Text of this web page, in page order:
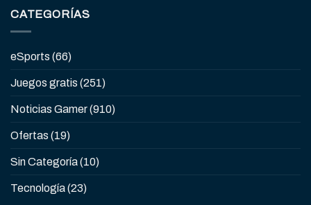
CATEGORÍAS
eSports (66)
Juegos gratis (251)
Noticias Gamer(910)
Ofertas (19)
Sin Categoría(10)
Tecnología(23)